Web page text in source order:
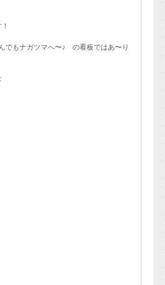
もナガツマへ〜♪ の看板ではあ〜り